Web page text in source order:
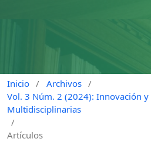
Inicio / Archivos /
Vol. 3 Núm. 2 (2024): Innovación y
Multidisciplinarias
/
Artículos